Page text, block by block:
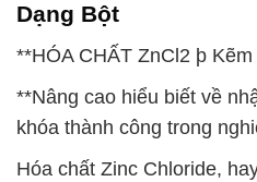
Dạng Bột
**HÓA CHẤT ZnCl2 þ
**Nâng cao hiểu biết về
khóa thành công trong
Hóa chất Zinc Chloride,